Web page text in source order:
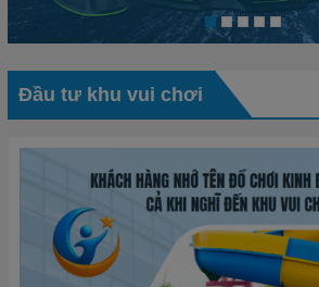
Đầu tư khu vui chơi